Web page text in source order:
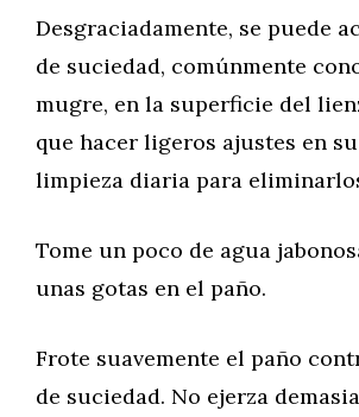
Desgraciadamente, se puede
de suciedad, comúnmente
mugre, en la superficie del
que hacer ligeros ajustes en
limpieza diaria para
Tome un poco de agua
unas gotas en el paño.
Frote suavemente el paño
de suciedad. No ejerza